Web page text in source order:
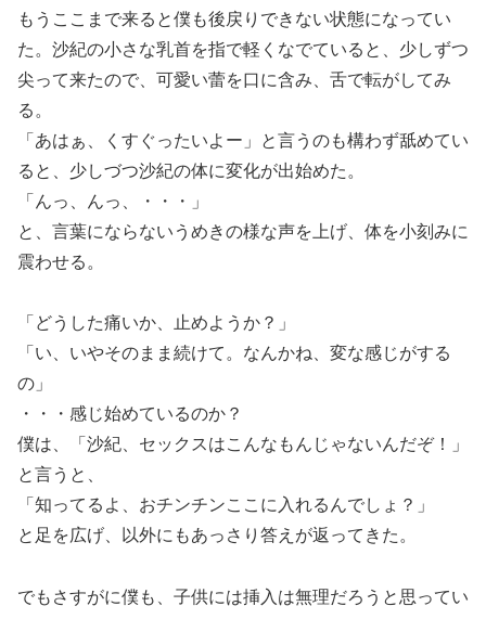
もうここまで来ると僕も後戻りできない状態になってい
た。沙紀の小さな乳首を指で軽くなでていると、少しずつ
尖って来たので、可愛い蕾を口に含み、舌で転がしてみ
る。
「あはぁ、くすぐったいよー」と言うのも構わず舐めてい
ると、少しづつ沙紀の体に変化が出始めた。
「んっ、んっ、・・・」
と、言葉にならないうめきの様な声を上げ、体を小刻みに
震わせる。
「どうした痛いか、止めようか？」
「い、いやそのまま続けて。なんかね、変な感じがする
の」
・・・感じ始めているのか？
僕は、「沙紀、セックスはこんなもんじゃないんだぞ！」
と言うと、
「知ってるよ、おチンチンここに入れるんでしょ？」
と足を広げ、以外にもあっさり答えが返ってきた。
でもさすがに僕も、子供には挿入は無理だろうと思ってい